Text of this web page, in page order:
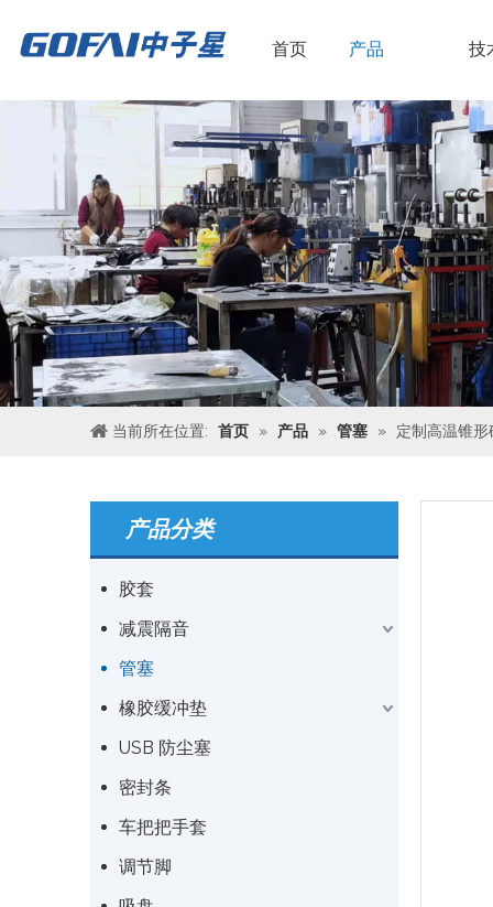
首页 产品 技
当前所在位置: 首页 » 产品 » 管塞 » 定制高温锥形
产品分类
胶套
减震隔音
管塞
橡胶缓冲垫
USB 防尘塞
密封条
车把把手套
调节脚